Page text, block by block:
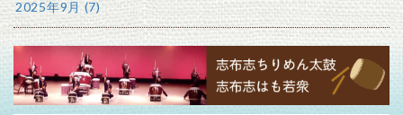
2025年9月 (7)